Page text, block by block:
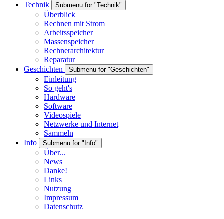
Technik
Submenu for "Technik"
Überblick
Rechnen mit Strom
Arbeitsspeicher
Massenspeicher
Rechnerarchitektur
Reparatur
Geschichten
Submenu for "Geschichten"
Einleitung
So geht's
Hardware
Software
Videospiele
Netzwerke und Internet
Sammeln
Info
Submenu for "Info"
Über...
News
Danke!
Links
Nutzung
Impressum
Datenschutz